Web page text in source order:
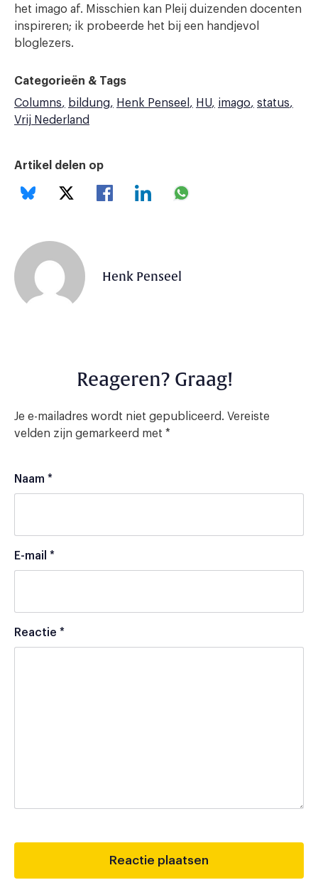
het imago af. Misschien kan Pleij duizenden docenten
inspireren; ik probeerde het bij een handjevol
bloglezers.
Categorieën & Tags
Columns
bildung Henk Penseel HU imago
status
Vrij Nederland
Artikel delen op
Henk Penseel
Reageren? Graag!
Je e-mailadres wordt niet gepubliceerd. Vereiste
velden zijn gemarkeerd met *
Naam *
E-mail *
Reactie *